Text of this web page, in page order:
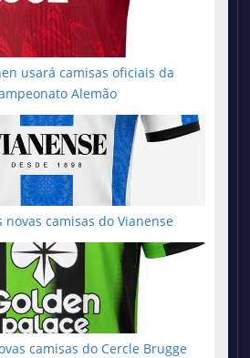
usará camisas oficiais da
Alemão
novas camisas do Vianense
camisas do Cercle Brugge